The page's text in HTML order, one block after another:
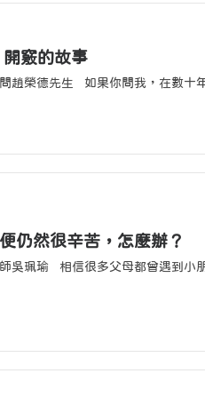
竅的故事
趙榮德先生 如果你問我，在數十
仍然很辛苦，怎麼辦？
吳珮瑜 相信很多父母都曾遇到小